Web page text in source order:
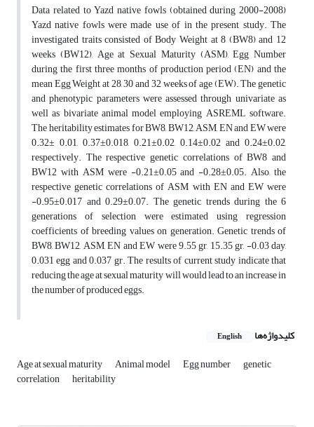
Data related to Yazd native fowls (obtained during 2000-2008)
Yazd native fowls were made use of in the present study. The
investigated traits consisted of Body Weight at 8 (BW8) and 12
weeks (BW12), Age at Sexual Maturity (ASM), Egg Number
during the first three months of production period (EN) and the
mean Egg Weight at 28, 30 and 32 weeks of age (EW). The genetic
and phenotypic parameters were assessed through univariate as
well as bivariate animal model employing ASREML software.
The heritability estimates for BW8, BW12, ASM, EN and EW were
0.32± 0.01, 0.37±0.018, 0.21±0.02, 0.14±0.02 and 0.24±0.02,
respectively. The respective genetic correlations of BW8 and
BW12 with ASM were -0.21±0.05 and -0.28±0.05. Also, the
respective genetic correlations of ASM with EN and EW were
-0.95±0.017 and 0.29±0.07. The genetic trends during the 6
generations of selection were estimated using regression
coefficients of breeding values on generation. Genetic trends of
BW8, BW12, ASM, EN and EW were 9.55 gr, 15.35 gr, -0.03 day,
0.031 egg and 0.037 gr. The results of current study indicate that
reducing the age at sexual maturity will would lead to an increase in
the number of produced eggs.
کلیدواژه‌ها English
Age at sexual maturity Animal model Egg number genetic
correlation heritability